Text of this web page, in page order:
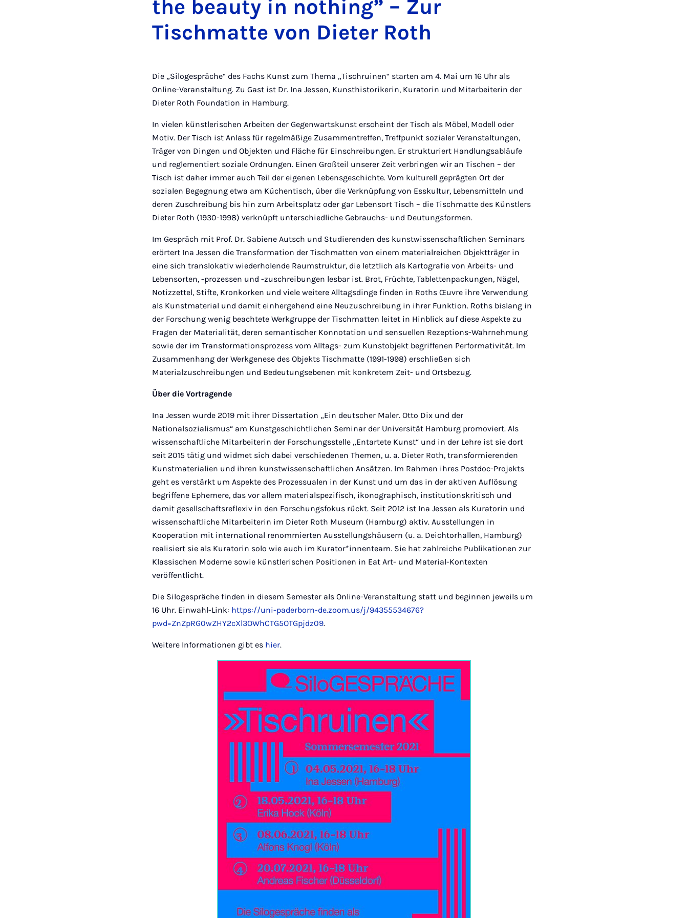
the beauty in nothing” – Zur
Tischmatte von Dieter Roth
Die „Silogespräche“ des Fachs Kunst zum Thema „Tischruinen“ starten am 4. Mai um 16 Uhr als
Online-Veranstaltung. Zu Gast ist Dr. Ina Jessen, Kunsthistorikerin, Kuratorin und Mitarbeiterin der
Dieter Roth Foundation in Hamburg.
In vielen künstlerischen Arbeiten der Gegenwartskunst erscheint der Tisch als Möbel, Modell oder
Motiv. Der Tisch ist Anlass für regelmäßige Zusammentreffen, Treffpunkt sozialer Veranstaltungen,
Träger von Dingen und Objekten und Fläche für Einschreibungen. Er strukturiert Handlungsabläufe
und reglementiert soziale Ordnungen. Einen Großteil unserer Zeit verbringen wir an Tischen – der
Tisch ist daher immer auch Teil der eigenen Lebensgeschichte. Vom kulturell geprägten Ort der
sozialen Begegnung etwa am Küchentisch, über die Verknüpfung von Esskultur, Lebensmitteln und
deren Zuschreibung bis hin zum Arbeitsplatz oder gar Lebensort Tisch – die Tischmatte des Künstlers
Dieter Roth (1930-1998) verknüpft unterschiedliche Gebrauchs- und Deutungsformen.
Im Gespräch mit Prof. Dr. Sabiene Autsch und Studierenden des kunstwissenschaftlichen Seminars
erörtert Ina Jessen die Transformation der Tischmatten von einem materialreichen Objektträger in
eine sich translokativ wiederholende Raumstruktur, die letztlich als Kartografie von Arbeits- und
Lebensorten, -prozessen und -zuschreibungen lesbar ist. Brot, Früchte, Tablettenpackungen, Nägel,
Notizzettel, Stifte, Kronkorken und viele weitere Alltagsdinge finden in Roths Œuvre ihre Verwendung
als Kunstmaterial und damit einhergehend eine Neuzuschreibung in ihrer Funktion. Roths bislang in
der Forschung wenig beachtete Werkgruppe der Tischmatten leitet in Hinblick auf diese Aspekte zu
Fragen der Materialität, deren semantischer Konnotation und sensuellen Rezeptions-Wahrnehmung
sowie der im Transformationsprozess vom Alltags- zum Kunstobjekt begriffenen Performativität. Im
Zusammenhang der Werkgenese des Objekts Tischmatte (1991-1998) erschließen sich
Materialzuschreibungen und Bedeutungsebenen mit konkretem Zeit- und Ortsbezug.
Über die Vortragende
Ina Jessen wurde 2019 mit ihrer Dissertation „Ein deutscher Maler. Otto Dix und der
Nationalsozialismus“ am Kunstgeschichtlichen Seminar der Universität Hamburg promoviert. Als
wissenschaftliche Mitarbeiterin der Forschungsstelle „Entartete Kunst“ und in der Lehre ist sie dort
seit 2015 tätig und widmet sich dabei verschiedenen Themen, u. a. Dieter Roth, transformierenden
Kunstmaterialien und ihren kunstwissenschaftlichen Ansätzen. Im Rahmen ihres Postdoc-Projekts
geht es verstärkt um Aspekte des Prozessualen in der Kunst und um das in der aktiven Auflösung
begriffene Ephemere, das vor allem materialspezifisch, ikonographisch, institutionskritisch und
damit gesellschaftsreflexiv in den Forschungsfokus rückt. Seit 2012 ist Ina Jessen als Kuratorin und
wissenschaftliche Mitarbeiterin im Dieter Roth Museum (Hamburg) aktiv. Ausstellungen in
Kooperation mit international renommierten Ausstellungshäusern (u. a. Deichtorhallen, Hamburg)
realisiert sie als Kuratorin solo wie auch im Kurator*innenteam. Sie hat zahlreiche Publikationen zur
Klassischen Moderne sowie künstlerischen Positionen in Eat Art- und Material-Kontexten
veröffentlicht.
Die Silogespräche finden in diesem Semester als Online-Veranstaltung statt und beginnen jeweils um
16 Uhr. Einwahl-Link: https://uni-paderborn-de.zoom.us/j/94355534676?
pwd=ZnZpRG0wZHY2cXl3OWhCTG5OTGpjdz09.
Weitere Informationen gibt es hier.